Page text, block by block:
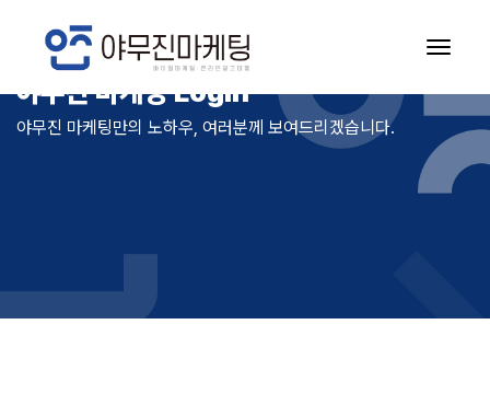
야무진 마케팅 Login
야무진 마케팅만의 노하우, 여러분께 보여드리겠습니다.